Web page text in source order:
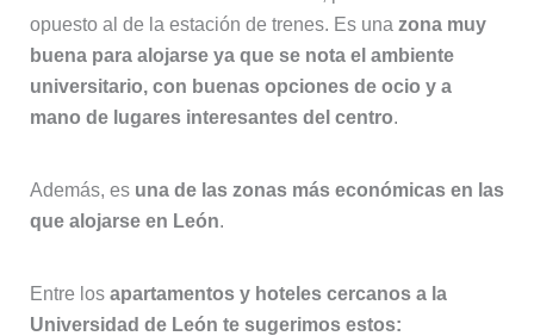
opuesto al de la estación de trenes. Es una zona muy
buena para alojarse ya que se nota el ambiente
universitario, con buenas opciones de ocio y a
mano de lugares interesantes del centro.
Además, es una de las zonas más económicas en las
que alojarse en León.
Entre los apartamentos y hoteles cercanos a la
Universidad de León te sugerimos estos: